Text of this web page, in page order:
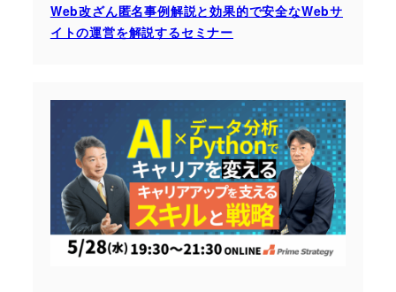
Web改ざん匿名事例解説と効果的で安全なWebサ
イトの運営を解説するセミナー